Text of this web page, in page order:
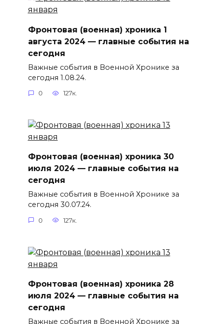
Фронтовая (военная) хроника 1
августа 2024 — главные события на
сегодня
Важные события в Военной Хронике за
сегодня 1.08.24.
0 127к.
Фронтовая (военная) хроника 30
июля 2024 — главные события на
сегодня
Важные события в Военной Хронике за
сегодня 30.07.24.
0 127к.
Фронтовая (военная) хроника 28
июля 2024 — главные события на
сегодня
Важные события в Военной Хронике за